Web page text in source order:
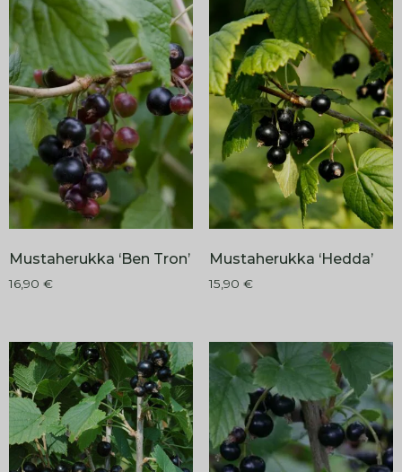
Mustaherukka ‘Ben Tron’
16,90 €
Mustaherukka ‘Hedda’
15,90 €